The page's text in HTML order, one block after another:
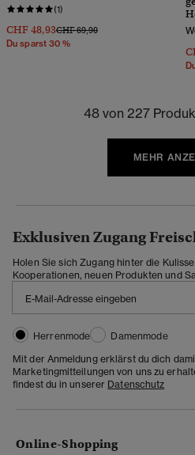
(1)
CHF 48,93Preis wurde reduziert von
CHF 69,90bis
Du sparst 30 %
48 von 227
MEHR
Exklusiven Zugang
Holen Sie sich Zugang hinter die
Kooperationen, neuen Produkten und
Herrenmode
Damenmode
Mit der Anmeldung erklärst du dich
Marketingmitteilungen von uns zu
findest du in unserer Datenschutz
Online-Shopping